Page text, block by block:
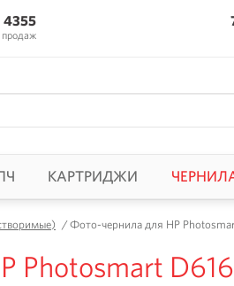
4355
продаж
КАРТРИДЖИ
/Фото-чернила для HP
Photosmart